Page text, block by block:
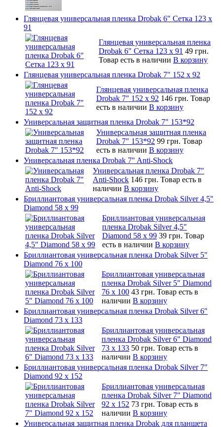
Глянцевая универсальная пленка Drobak 6" Сетка 123 х
91
Глянцевая универсальная пленка
Drobak 6" Сетка 123 х 91 49 грн.
Товар есть в наличии В корзину
Глянцевая универсальная пленка Drobak 7" 152 x 92
Глянцевая универсальная пленка
Drobak 7" 152 x 92 146 грн. Товар
есть в наличии В корзину
Универсальная защитная пленка Drobak 7" 153*92
Универсальная защитная пленка
Drobak 7" 153*92 99 грн. Товар
есть в наличии В корзину
Универсальная пленка Drobak 7" Anti-Shock
Универсальная пленка Drobak 7"
Anti-Shock 146 грн. Товар есть в
наличии В корзину
Бриллиантовая универсальная пленка Drobak Silver 4,5"
Diamond 58 х 99
Бриллиантовая универсальная
пленка Drobak Silver 4,5"
Diamond 58 х 99 39 грн. Товар
есть в наличии В корзину
Бриллиантовая универсальная пленка Drobak Silver 5"
Diamond 76 х 100
Бриллиантовая универсальная
пленка Drobak Silver 5" Diamond
76 х 100 43 грн. Товар есть в
наличии В корзину
Бриллиантовая универсальная пленка Drobak Silver 6"
Diamond 73 х 133
Бриллиантовая универсальная
пленка Drobak Silver 6" Diamond
73 х 133 50 грн. Товар есть в
наличии В корзину
Бриллиантовая универсальная пленка Drobak Silver 7"
Diamond 92 х 152
Бриллиантовая универсальная
пленка Drobak Silver 7" Diamond
92 х 152 73 грн. Товар есть в
наличии В корзину
Универсальная защитная пленка Drobak для планшета